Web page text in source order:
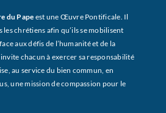
du Pape est une Œuvre Pontificale. Il
les chrétiens afin qu’ils se mobilisent
aux défis de l’humanité et de la
invite chacun à exercer sa responsabilité
au service du bien commun, en
une mission de compassion pour le